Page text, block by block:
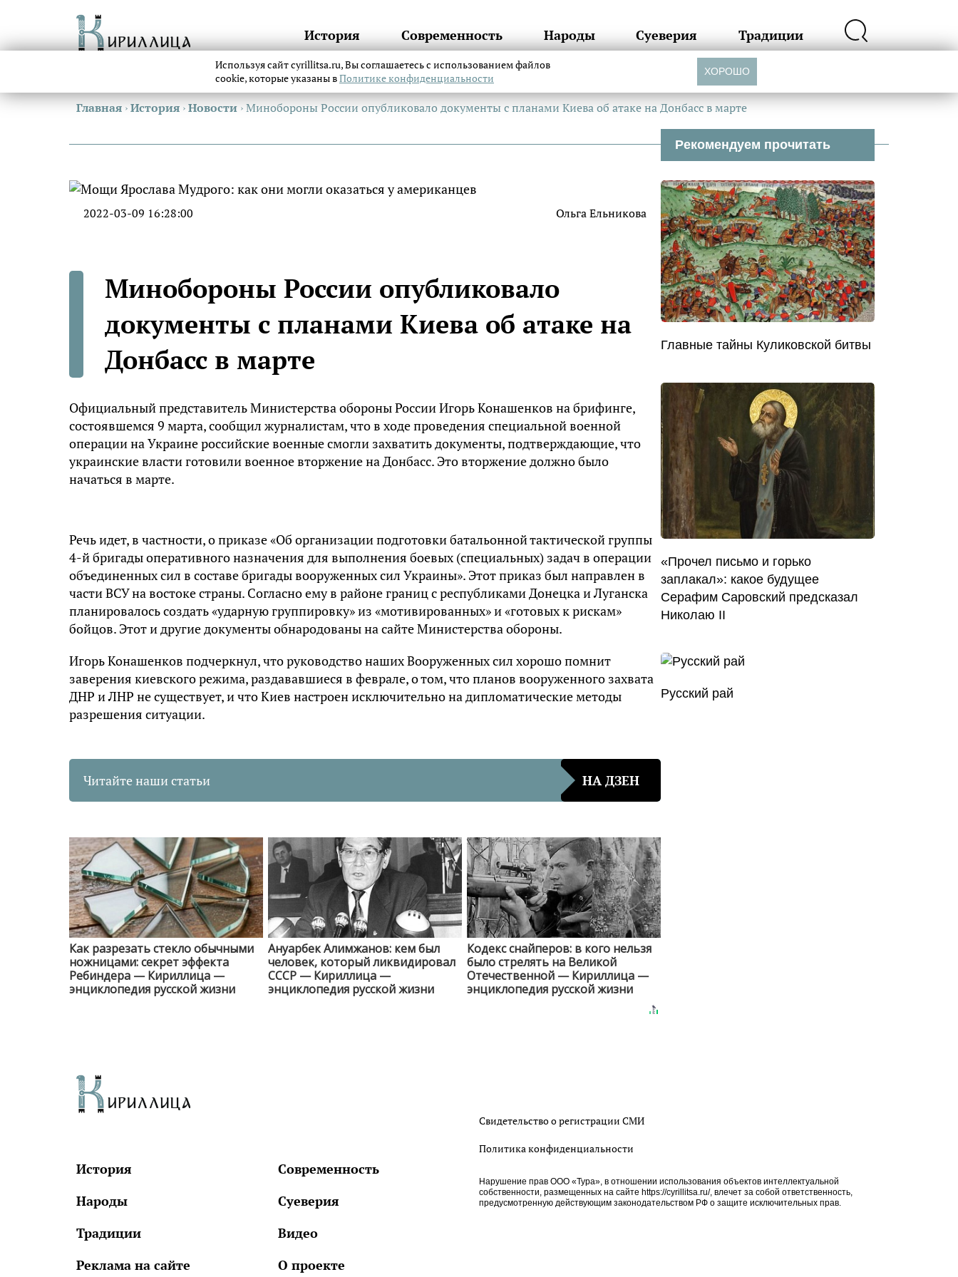
История Современность Народы Суеверия Традиции
Главная ›История ›Новости ›Минобороны России опубликовало документы с планами Киева об атаке на Донбасс в марте
2022-03-09 16:28:00 Ольга Ельникова
Минобороны России опубликовало
документы с планами Киева об атаке на
Донбасс в марте
Официальный представитель Министерства обороны России Игорь Конашенков на брифинге,
состоявшемся 9 марта, сообщил журналистам, что в ходе проведения специальной военной
операции на Украине российские военные смогли захватить документы, подтверждающие, что
украинские власти готовили военное вторжение на Донбасс. Это вторжение должно было
начаться в марте.
Речь идет, в частности, о приказе «Об организации подготовки батальонной тактической группы
4-й бригады оперативного назначения для выполнения боевых (специальных) задач в операции
объединенных сил в составе бригады вооруженных сил Украины». Этот приказ был направлен в
части ВСУ на востоке страны. Согласно ему в районе границ с республиками Донецка и Луганска
планировалось создать «ударную группировку» из «мотивированных» и «готовых к рискам»
бойцов. Этот и другие документы обнародованы на сайте Министерства обороны.
Игорь Конашенков подчеркнул, что руководство наших Вооруженных сил хорошо помнит
заверения киевского режима, раздававшиеся в феврале, о том, что планов вооруженного захвата
ДНР и ЛНР не существует, и что Киев настроен исключительно на дипломатические методы
разрешения ситуации.
Читайте наши статьи НА ДЗЕН
Как разрезать стекло обычными
ножницами: секрет эффекта
Ребиндера — Кириллица —
энциклопедия русской жизни
Ануарбек Алимжанов: кем был
человек, который ликвидировал
СССР — Кириллица —
энциклопедия русской жизни
Кодекс снайперов: в кого нельзя
было стрелять на Великой
Отечественной — Кириллица —
энциклопедия русской жизни
Рекомендуем прочитать
Главные тайны Куликовской битвы
«Прочел письмо и горько
заплакал»: какое будущее
Серафим Саровский предсказал
Николаю II
Русский рай
История
Современность
Народы
Суеверия
Традиции
Видео
Реклама на сайте
О проекте
Свидетельство о регистрации СМИ
Политика конфиденциальности
Нарушение прав ООО «Тура», в отношении использования объектов интеллектуальной
собственности, размещенных на сайте https://cyrillitsa.ru/, влечет за собой ответственность,
предусмотренную действующим законодательством РФ о защите исключительных прав.
Используя сайт cyrillitsa.ru, Вы соглашаетесь с использованием файлов
cookie, которые указаны вПолитике конфиденциальности ХОРОШО